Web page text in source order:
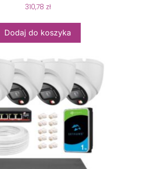
310,78 zł
Dodaj do koszyka